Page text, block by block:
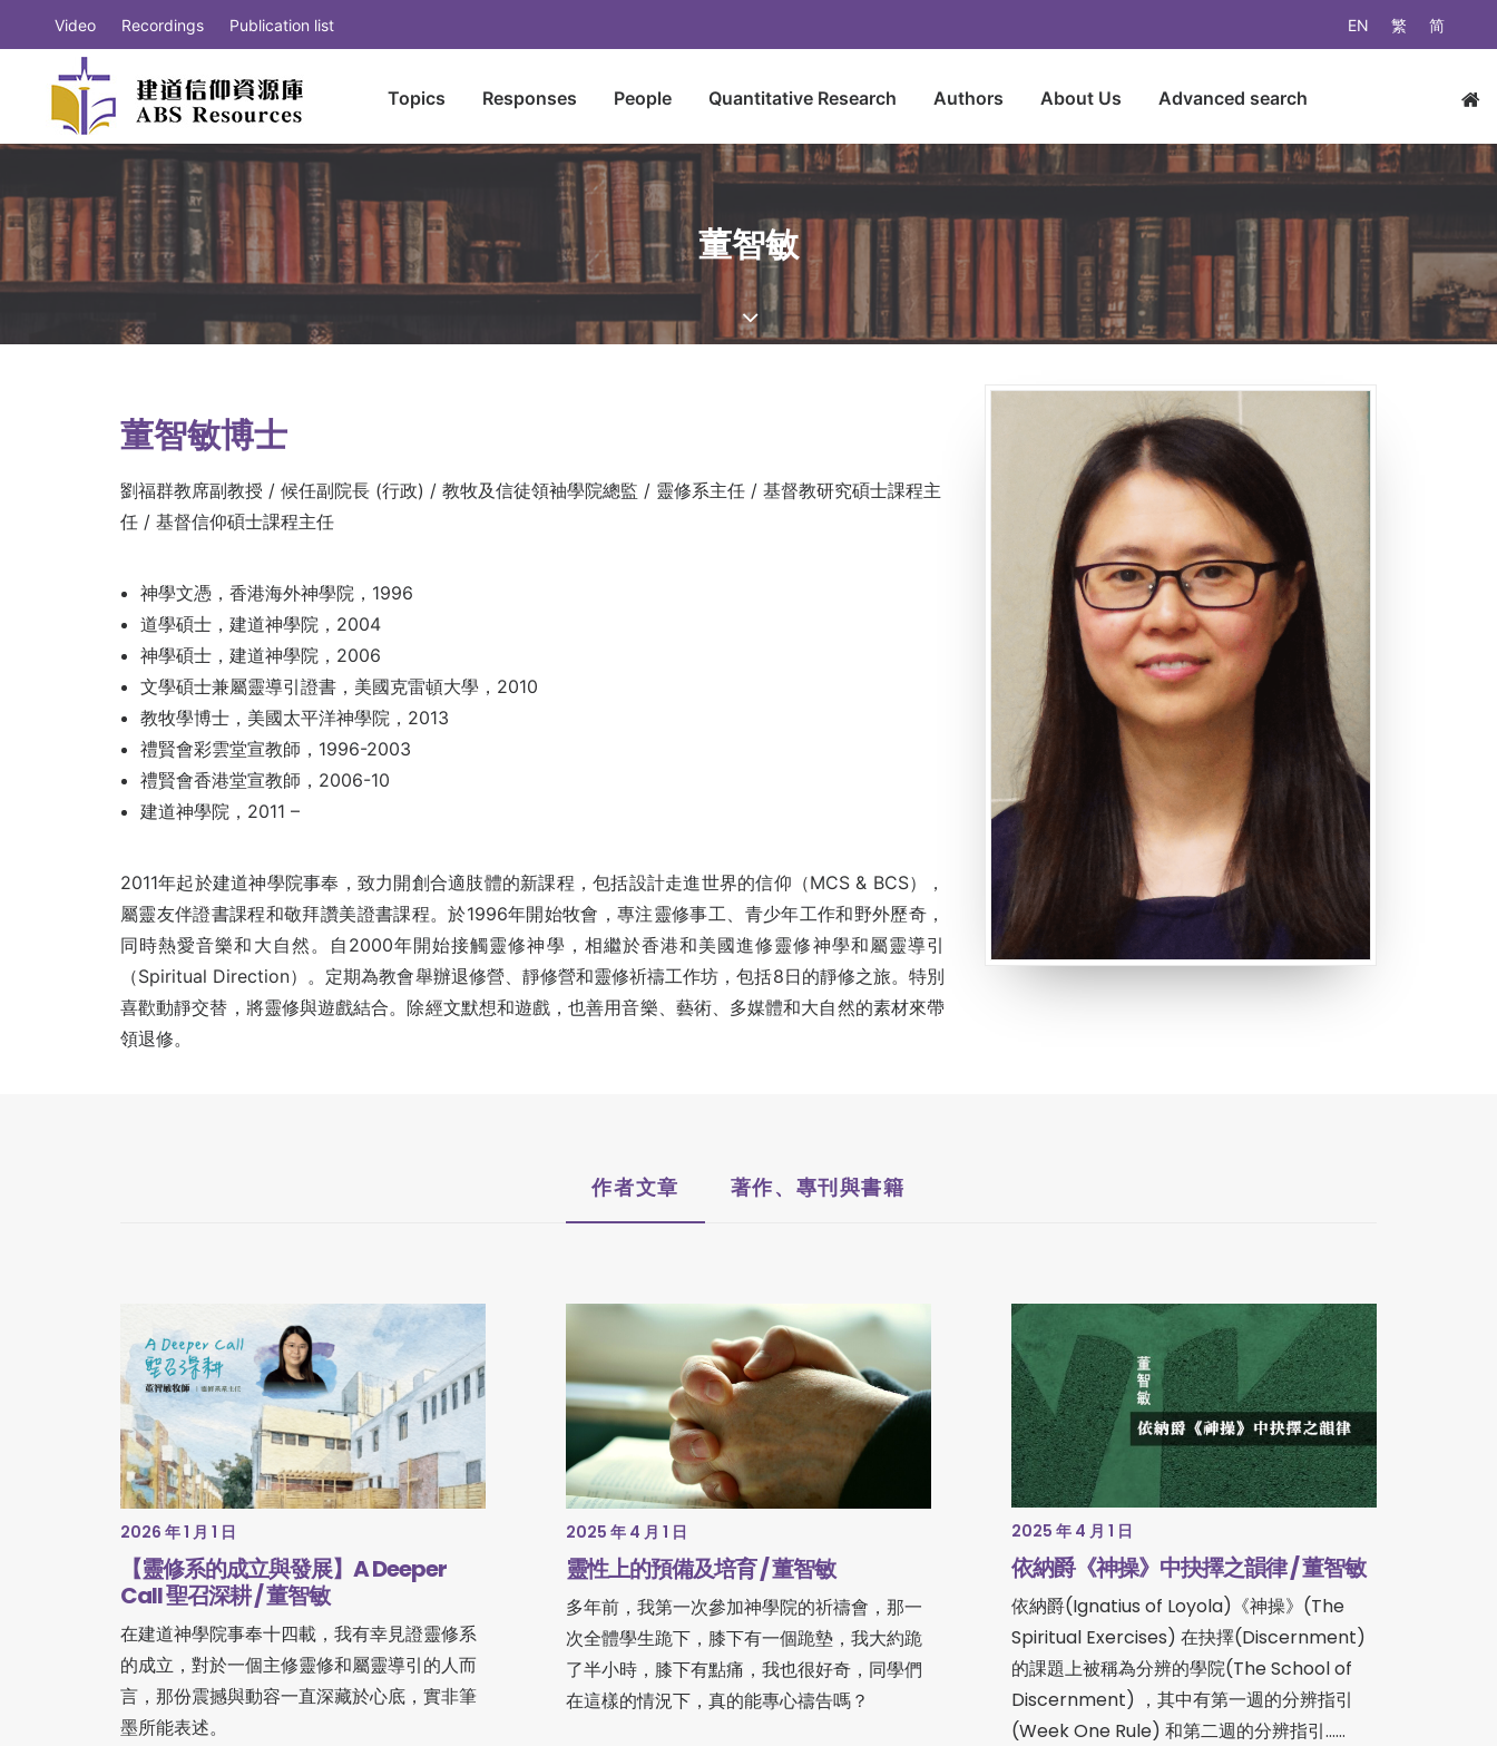
EN 繁 简
Video Recordings Publication list
Topics Responses People Quantitative Research Authors About Us Advanced search
董智敏
董智敏博士
劉福群教席副教授 / 候任副院長 (行政) / 教牧及信徒領袖學院總監 / 靈修系主任 / 基督教研究碩士課程主
任 / 基督信仰碩士課程主任
神學文憑，香港海外神學院，1996
道學碩士，建道神學院，2004
神學碩士，建道神學院，2006
文學碩士兼屬靈導引證書，美國克雷頓大學，2010
教牧學博士，美國太平洋神學院，2013
禮賢會彩雲堂宣教師，1996-2003
禮賢會香港堂宣教師，2006-10
建道神學院，2011 –
2011年起於建道神學院事奉，致力開創合適肢體的新課程，包括設計走進世界的信仰（MCS & BCS），
屬靈友伴證書課程和敬拜讚美證書課程。於1996年開始牧會，專注靈修事工、青少年工作和野外歷奇，
同時熱愛音樂和大自然。自2000年開始接觸靈修神學，相繼於香港和美國進修靈修神學和屬靈導引
（Spiritual Direction）。定期為教會舉辦退修營、靜修營和靈修祈禱工作坊，包括8日的靜修之旅。特別
喜歡動靜交替，將靈修與遊戲結合。除經文默想和遊戲，也善用音樂、藝術、多媒體和大自然的素材來帶
領退修。
作者文章 著作、專刊與書籍
2026 年 1 月 1 日
【靈修系的成立與發展】A Deeper
Call 聖召深耕 / 董智敏
在建道神學院事奉十四載，我有幸見證靈修系
的成立，對於一個主修靈修和屬靈導引的人而
言，那份震撼與動容一直深藏於心底，實非筆
墨所能表述。
2025 年 4 月 1 日
靈性上的預備及培育 / 董智敏
多年前，我第一次參加神學院的祈禱會，那一
次全體學生跪下，膝下有一個跪墊，我大約跪
了半小時，膝下有點痛，我也很好奇，同學們
在這樣的情況下，真的能專心禱告嗎？
2025 年 4 月 1 日
依納爵《神操》中抉擇之韻律 / 董智敏
依納爵(Ignatius of Loyola)《神操》(The
Spiritual Exercises) 在抉擇(Discernment)
的課題上被稱為分辨的學院(The School of
Discernment) ，其中有第一週的分辨指引
(Week One Rule) 和第二週的分辨指引……